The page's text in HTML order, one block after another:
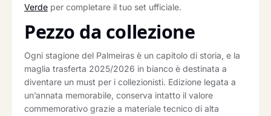
Verde per completare il tuo set ufficiale.
Pezzo da collezione
Ogni stagione del Palmeiras è un capitolo di storia, e la
maglia trasferta 2025/2026 in bianco è destinata a
diventare un must per i collezionisti. Edizione legata a
un’annata memorabile, conserva intatto il valore
commemorativo grazie a materiale tecnico di alta